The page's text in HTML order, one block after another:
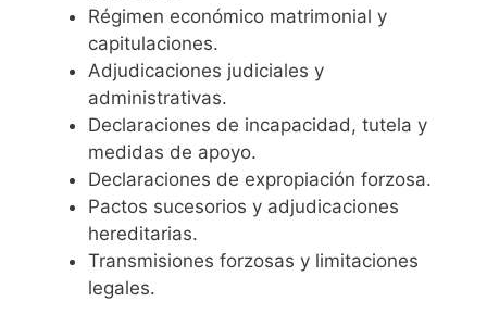
Régimen económico matrimonial y
capitulaciones.
Adjudicaciones judiciales y
administrativas.
Declaraciones de incapacidad, tutela y
medidas de apoyo.
Declaraciones de expropiación forzosa.
Pactos sucesorios y adjudicaciones
hereditarias.
Transmisiones forzosas y limitaciones
legales.